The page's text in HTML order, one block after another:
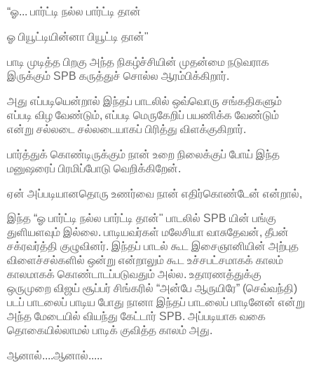
“ஓ... பார்ட்டி நல்ல பார்ட்டி தான்
ஓ பியூட்டியின்னா பியூட்டி தான்"
பாடி முடித்த பிறகு அந்த நிகழ்ச்சியின் முதன்மை நடுவராக
இருக்கும் SPB கருத்துச் சொல்ல ஆரம்பிக்கிறார்.
அது எப்படியென்றால் இந்தப் பாடலில் ஒவ்வொரு சங்கதிகளும்
எப்படி விழ வேண்டும், எப்படி மெருகேறிப் பயணிக்க வேண்டும்
என்று சல்லடை சல்லடையாகப் பிரித்து விளக்குகிறார்.
பார்த்துக் கொண்டிருக்கும் நான் உறை நிலைக்குப் போய் இந்த
மனுஷரைப் பிரமிப்போடு வெறிக்கிறேன்.
ஏன் அப்படியானதொரு உணர்வை நான் எதிர்கொண்டேன் என்றால்,
இந்த “ஓ பார்ட்டி நல்ல பார்ட்டி தான்" பாடலில் SPB யின் பங்கு
துளியளவும் இல்லை. பாடியவர்கள் மலேசியா வாசுதேவன், தீபன்
சக்ரவர்த்தி குழுவினர். இந்தப் பாடல் கூட இசைஞானியின் அற்புத
விளைச்சல்களில் ஒன்று என்றாலும் கூட உச்சபட்சமாகக் காலம்
காலமாகக் கொண்டாடப்படுவதும் அல்ல. உதாரணத்துக்கு
ஒருமுறை விஜய் சூப்பர் சிங்கரில் “அன்பே ஆருயிரே” (செவ்வந்தி)
படப் பாடலைப் பாடிய போது நானா இந்தப் பாடலைப் பாடினேன் என்று
அந்த மேடையில் வியந்து கேட்டார் SPB. அப்படியாக வகை
தொகையில்லாமல் பாடிக் குவித்த காலம் அது.
ஆனால்....ஆனால்.....